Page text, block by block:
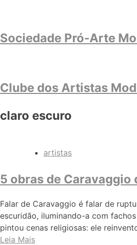
Sociedade Pró-Arte
Clube dos Artistas
claro escuro
artistas
5 obras de
Falar de Caravaggio é falar de
escuridão, iluminando-a com
pintou cenas religiosas: ele
Leia Mais